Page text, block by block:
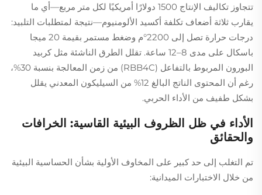
تتجاوز تكاليف الإنتاج 1500 دولارًا أمريكيًا لكل متر مربع—أي ما
يقارب ثلاثة أضعاف تكلفة أكسيد الألومنيوم—نتيجة لمتطلبات التلبيد:
درجات حرارة تصل إلى 2200°م وضغط مستمر بقيمة 20 ميجا
باسكال على مدى 8–12 ساعة. تقلل الطرق الناشئة مثل كربيد
البورون المربوط بالتفاعل (RBB4C) من زمن المعالجة بنسبة 30%،
رغم أن المحتوى الناتج البالغ 12% من السيليكون المعدني يقلل
بشكل طفيف من الأداء الحربي.
الأداء في ظل الظروف البيئية القاسية: الخرافات
والحقائق
تم التغلب إلى حد كبير على المخاوف الأولية بشأن الحساسية البيئية
من خلال الاختبارات الميدانية: